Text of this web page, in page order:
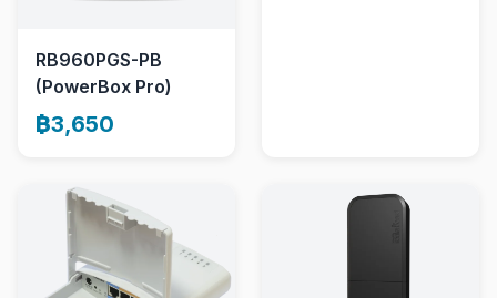
RB960PGS-PB
(PowerBox Pro)
฿3,650